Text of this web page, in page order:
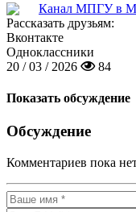
Канал МПГУ в
Рассказать друзьям:
Вконтакте
Одноклассники
20 / 03 / 2026
84
Показать обсуждение
Обсуждение
Комментариев пока